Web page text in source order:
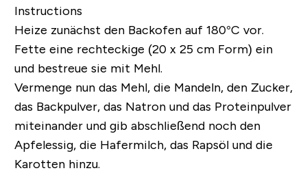
Instructions
Heize zunächst den Backofen auf 180°C vor.
Fette eine rechteckige (20 x 25 cm Form) ein
und bestreue sie mit Mehl.
Vermenge nun das Mehl, die Mandeln, den Zucker,
das Backpulver, das Natron und das Proteinpulver
miteinander und gib abschließend noch den
Apfelessig, die Hafermilch, das Rapsöl und die
Karotten hinzu.